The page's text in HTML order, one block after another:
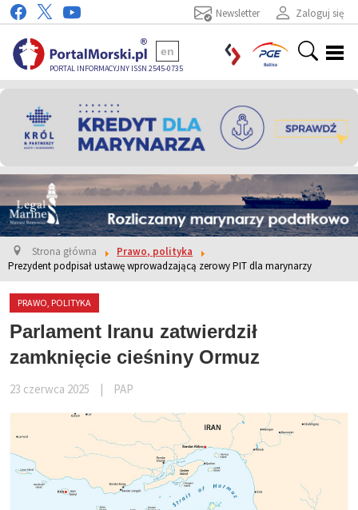
Zaloguj się
Newsletter
PORTAL INFORMACYJNY ISSN 2545-0735
en
Strona główna
Prawo, polityka
Prezydent podpisał ustawę wprowadzającą zerowy PIT dla marynarzy
PRAWO, POLITYKA
Parlament Iranu zatwierdził
zamknięcie cieśniny Ormuz
23 czerwca 2025 PAP